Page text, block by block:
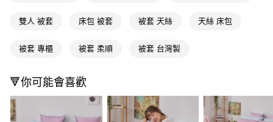
是否繳費成功／繳費後需取消欲退款等相關疑問，請聯繫「AFTEE先享後付
【注意事項】
權轉讓予恩沛科技股份有限公司。
２．關於個人資料處理事宜，請瀏覽以下網址：
https://aftee.tw/terms/#terms3
３．未成年的使用者請事先徵得法定代理人或監護人之同意方可使用
雙人 被套 床包 被套 被套 天絲 天絲 床包
被套 專櫃 被套 柔順 被套 台灣製
🔻你可能會喜歡